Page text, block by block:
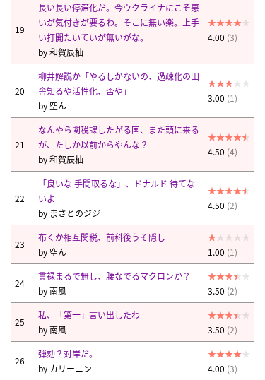
19
長い長い停滞化だ。今ウクライナにこそ悪
いが気付きが要るわ。そこに無い楽。上手
い打開たいていが無いがな。
by和賀辰杣
4.00 (3)
20
柳井解説か「やるしかないの、過疎化の田
舎知るや活性化、否や」
by 空ん
3.00 (1)
21
なんやら関税課したがる国、また頭に来る
が、たしか以前からやんな？
by和賀辰杣
4.50 (4)
22
「良いな 手間取るな」、ドナルド 待てな
いよ
by まさとのジジ
4.50 (2)
23
布くか相互関税、前科後うそ隠し
by 空ん 1.00 (1)
24
貫禄まるで無し、腰なでるマクロンか？
by南風 3.50 (2)
25
私、「第一」言い出したわ
by南風 3.50 (2)
26
弾劾？対岸だ。
by カリーニン 4.00 (3)